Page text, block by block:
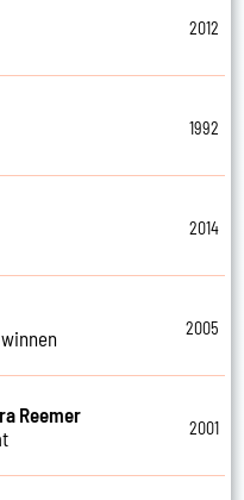
2012
1992
2014
2005
Reemer
2001